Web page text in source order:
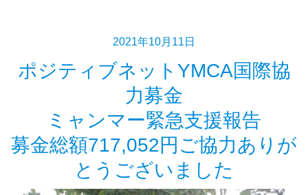
2021年10月11日
ポジティブネットYMCA国際協
力募金
ミャンマー緊急支援報告
募金総額717,052円ご協力ありが
とうございました